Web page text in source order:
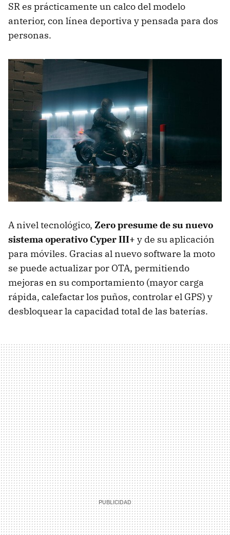
SR es prácticamente un calco del modelo
anterior, con línea deportiva y pensada para dos
personas.
A nivel tecnológico, Zero presume de su nuevo
sistema operativo Cyper III+ y de su aplicación
para móviles. Gracias al nuevo software la moto
se puede actualizar por OTA, permitiendo
mejoras en su comportamiento (mayor carga
rápida, calefactar los puños, controlar el GPS) y
desbloquear la capacidad total de las baterías.